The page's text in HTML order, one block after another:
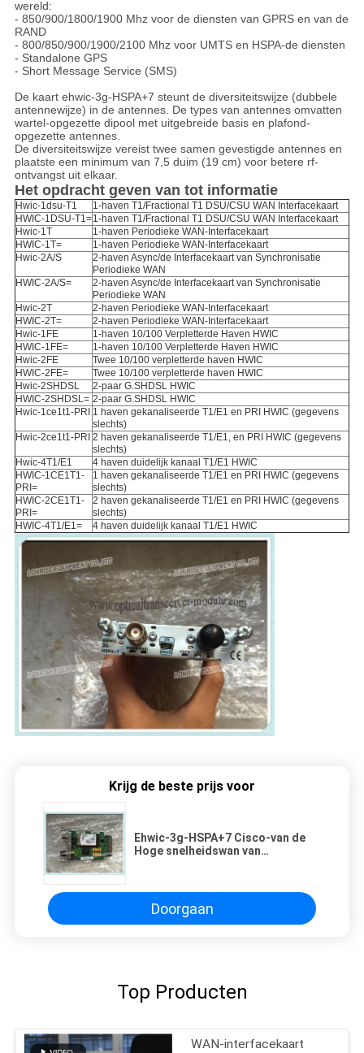
wereld:
- 850/900/1800/1900 Mhz voor de diensten van GPRS en van de
RAND
- 800/850/900/1900/2100 Mhz voor UMTS en HSPA-de diensten
- Standalone GPS
- Short Message Service (SMS)
De kaart ehwic-3g-HSPA+7 steunt de diversiteitswijze (dubbele
antennewijze) in de antennes. De types van antennes omvatten
wartel-opgezette dipool met uitgebreide basis en plafond-
opgezette antennes.
De diversiteitswijze vereist twee samen gevestigde antennes en
plaatste een minimum van 7,5 duim (19 cm) voor betere rf-
ontvangst uit elkaar.
Het opdracht geven van tot informatie
Hwic-1dsu-T1
1-haven T1/Fractional T1 DSU/CSU WAN Interfacekaart
HWIC-1DSU-T1=1-haven T1/Fractional T1 DSU/CSU WAN Interfacekaart
Hwic-1T
1-haven Periodieke WAN-Interfacekaart
HWIC-1T=
1-haven Periodieke WAN-Interfacekaart
Hwic-2A/S
2-haven Async/de Interfacekaart van Synchronisatie
Periodieke WAN
HWIC-2A/S=
2-haven Async/de Interfacekaart van Synchronisatie
Periodieke WAN
Hwic-2T
2-haven Periodieke WAN-Interfacekaart
HWIC-2T=
2-haven Periodieke WAN-Interfacekaart
Hwic-1FE
1-haven 10/100 Verpletterde Haven HWIC
HWIC-1FE=
1-haven 10/100 Verpletterde Haven HWIC
Hwic-2FE
Twee 10/100 verpletterde haven HWIC
HWIC-2FE=
Twee 10/100 verpletterde haven HWIC
Hwic-2SHDSL
2-paar G.SHDSL HWIC
HWIC-2SHDSL= 2-paar G.SHDSL HWIC
Hwic-1ce1t1-PRI 1 haven gekanaliseerde T1/E1 en PRI HWIC (gegevens
slechts)
Hwic-2ce1t1-PRI 2 haven gekanaliseerde T1/E1, en PRI HWIC (gegevens
slechts)
Hwic-4T1/E1
4 haven duidelijk kanaal T1/E1 HWIC
HWIC-1CE1T1-
PRI=
1 haven gekanaliseerde T1/E1 en PRI HWIC (gegevens
slechts)
HWIC-2CE1T1-
PRI=
2 haven gekanaliseerde T1/E1 en PRI HWIC (gegevens
slechts)
HWIC-4T1/E1=
4 haven duidelijk kanaal T1/E1 HWIC
Krijg de beste prijs voor
Ehwic-3g-HSPA+7 Cisco-van de
Hoge snelheidswan van
Doorgaan
Top Producten
WAN-interfacekaart